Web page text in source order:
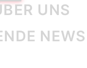
UNS
NEWS